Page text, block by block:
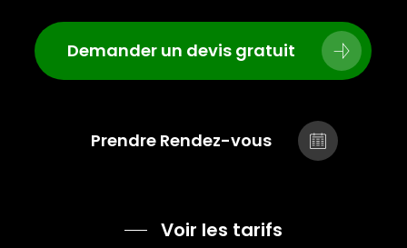
Demander un devis gratuit
Prendre Rendez-vous
Voir les tarifs